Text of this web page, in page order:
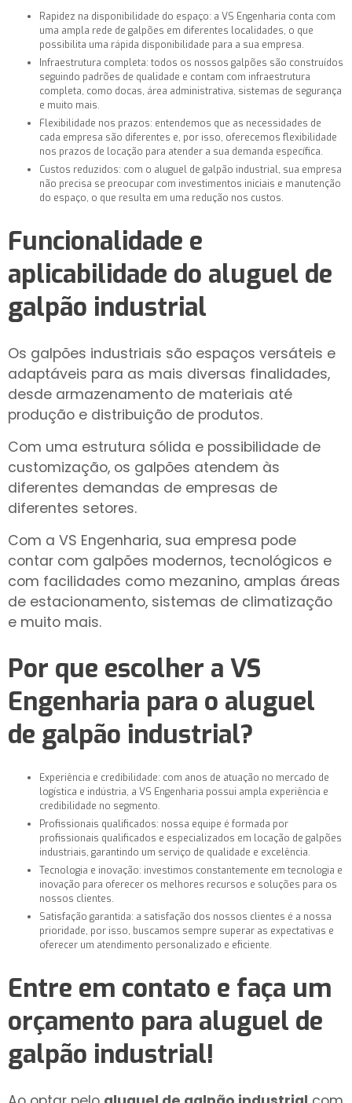
Rapidez na disponibilidade do espaço: a VS Engenharia conta com
uma ampla rede de galpões em diferentes localidades, o que
possibilita uma rápida disponibilidade para a sua empresa.
Infraestrutura completa: todos os nossos galpões são construídos
seguindo padrões de qualidade e contam com infraestrutura
completa, como docas, área administrativa, sistemas de segurança
e muito mais.
Flexibilidade nos prazos: entendemos que as necessidades de
cada empresa são diferentes e, por isso, oferecemos flexibilidade
nos prazos de locação para atender a sua demanda específica.
Custos reduzidos: com o aluguel de galpão industrial, sua empresa
não precisa se preocupar com investimentos iniciais e manutenção
do espaço, o que resulta em uma redução nos custos.
Funcionalidade e
aplicabilidade do aluguel de
galpão industrial
Os galpões industriais são espaços versáteis e
adaptáveis para as mais diversas finalidades,
desde armazenamento de materiais até
produção e distribuição de produtos.
Com uma estrutura sólida e possibilidade de
customização, os galpões atendem às
diferentes demandas de empresas de
diferentes setores.
Com a VS Engenharia, sua empresa pode
contar com galpões modernos, tecnológicos e
com facilidades como mezanino, amplas áreas
de estacionamento, sistemas de climatização
e muito mais.
Por que escolher a VS
Engenharia para o aluguel
de galpão industrial?
Experiência e credibilidade: com anos de atuação no mercado de
logística e indústria, a VS Engenharia possui ampla experiência e
credibilidade no segmento.
Profissionais qualificados: nossa equipe é formada por
profissionais qualificados e especializados em locação de galpões
industriais, garantindo um serviço de qualidade e excelência.
Tecnologia e inovação: investimos constantemente em tecnologia e
inovação para oferecer os melhores recursos e soluções para os
nossos clientes.
Satisfação garantida: a satisfação dos nossos clientes é a nossa
prioridade, por isso, buscamos sempre superar as expectativas e
oferecer um atendimento personalizado e eficiente.
Entre em contato e faça um
orçamento para aluguel de
galpão industrial!